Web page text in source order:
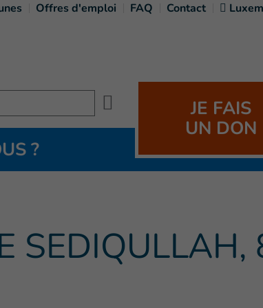
Offres d'emploi FAQ Contact
JE FAIS
UN DON
?
SEDIQULLAH,